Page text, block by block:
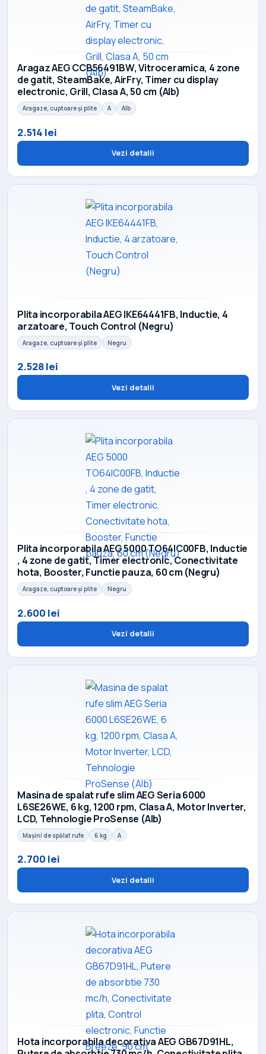
Aragaz AEG CCB56491BW, Vitroceramica, 4 zone
de gatit, SteamBake, AirFry, Timer cu display
electronic, Grill, Clasa A, 50 cm (Alb)
Aragaze, cuptoare și plite A Alb
2.514 lei
Vezi detalii
Plita incorporabila AEG IKE64441FB, Inductie, 4
arzatoare, Touch Control (Negru)
Aragaze, cuptoare și plite Negru
2.528 lei
Vezi detalii
Plita incorporabila AEG 5000 TO64IC00FB, Inductie
, 4 zone de gatit, Timer electronic, Conectivitate
hota, Booster, Functie pauza, 60 cm (Negru)
Aragaze, cuptoare și plite Negru
2.600 lei
Vezi detalii
Masina de spalat rufe slim AEG Seria 6000
L6SE26WE, 6 kg, 1200 rpm, Clasa A, Motor Inverter,
LCD, Tehnologie ProSense (Alb)
Mașini de spălat rufe 6 kg A
2.700 lei
Vezi detalii
Hota incorporabila decorativa AEG GB67D91HL,